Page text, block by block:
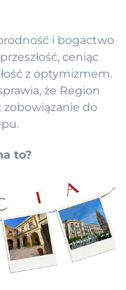
i bogactwo
ceniąc
z optymizmem.
że Region
do
to?